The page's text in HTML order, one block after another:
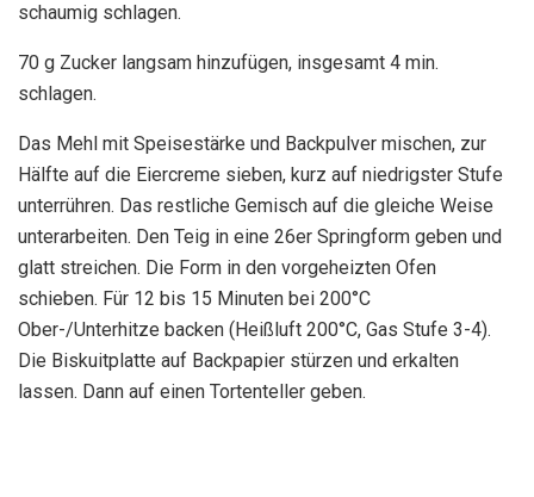
schaumig schlagen.
70 g Zucker langsam hinzufügen, insgesamt 4 min.
schlagen.
Das Mehl mit Speisestärke und Backpulver mischen, zur
Hälfte auf die Eiercreme sieben, kurz auf niedrigster Stufe
unterrühren. Das restliche Gemisch auf die gleiche Weise
unterarbeiten. Den Teig in eine 26er Springform geben und
glatt streichen. Die Form in den vorgeheizten Ofen
schieben. Für 12 bis 15 Minuten bei 200°C
Ober-/Unterhitze backen (Heißluft 200°C, Gas Stufe 3-4).
Die Biskuitplatte auf Backpapier stürzen und erkalten
lassen. Dann auf einen Tortenteller geben.